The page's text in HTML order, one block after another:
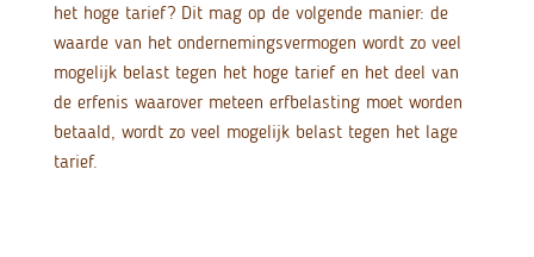
het hoge tarief? Dit mag op de volgende manier: de
waarde van het ondernemingsvermogen wordt zo veel
mogelijk belast tegen het hoge tarief en het deel van
de erfenis waarover meteen erfbelasting moet worden
betaald, wordt zo veel mogelijk belast tegen het lage
tarief.